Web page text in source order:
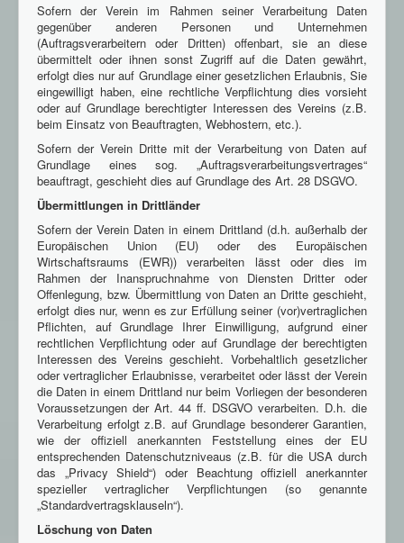
Sofern der Verein im Rahmen seiner Verarbeitung Daten
gegenüber anderen Personen und Unternehmen
(Auftragsverarbeitern oder Dritten) offenbart, sie an diese
übermittelt oder ihnen sonst Zugriff auf die Daten gewährt,
erfolgt dies nur auf Grundlage einer gesetzlichen Erlaubnis, Sie
eingewilligt haben, eine rechtliche Verpflichtung dies vorsieht
oder auf Grundlage berechtigter Interessen des Vereins (z.B.
beim Einsatz von Beauftragten, Webhostern, etc.).
Sofern der Verein Dritte mit der Verarbeitung von Daten auf
Grundlage eines sog. „Auftragsverarbeitungsvertrages“
beauftragt, geschieht dies auf Grundlage des Art. 28 DSGVO.
Übermittlungen in Drittländer
Sofern der Verein Daten in einem Drittland (d.h. außerhalb der
Europäischen Union (EU) oder des Europäischen
Wirtschaftsraums (EWR)) verarbeiten lässt oder dies im
Rahmen der Inanspruchnahme von Diensten Dritter oder
Offenlegung, bzw. Übermittlung von Daten an Dritte geschieht,
erfolgt dies nur, wenn es zur Erfüllung seiner (vor)vertraglichen
Pflichten, auf Grundlage Ihrer Einwilligung, aufgrund einer
rechtlichen Verpflichtung oder auf Grundlage der berechtigten
Interessen des Vereins geschieht. Vorbehaltlich gesetzlicher
oder vertraglicher Erlaubnisse, verarbeitet oder lässt der Verein
die Daten in einem Drittland nur beim Vorliegen der besonderen
Voraussetzungen der Art. 44 ff. DSGVO verarbeiten. D.h. die
Verarbeitung erfolgt z.B. auf Grundlage besonderer Garantien,
wie der offiziell anerkannten Feststellung eines der EU
entsprechenden Datenschutzniveaus (z.B. für die USA durch
das „Privacy Shield“) oder Beachtung offiziell anerkannter
spezieller vertraglicher Verpflichtungen (so genannte
„Standardvertragsklauseln“).
Löschung von Daten